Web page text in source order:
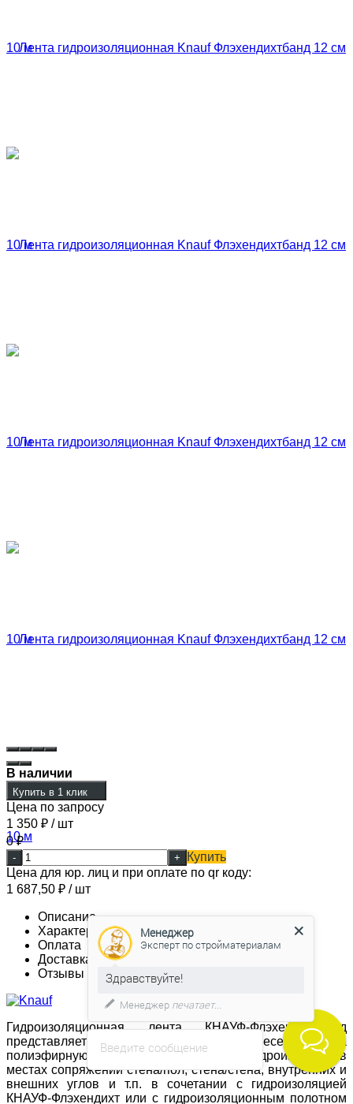
В наличии
Купить в 1 клик
Цена по запросу
1 350 ₽ / шт
0₽
- +
Купить
Цена для юр. лиц и при оплате по qr коду:
1 687,50 ₽ / шт
Описание
Характеристики
Оплата
Доставка
Отзывы
Гидроизоляционная лента КНАУФ-Флэхендихтбанд
представляет собой эластомер, нанесенный на
полиэфирную сетку. Предназначена для гидроизоляции в
местах сопряжений стена/пол, стена/стена, внутренних и
внешних углов и т.п. в сочетании с гидроизоляцией
КНАУФ-Флэхендихт или с гидроизоляционным полотном
Введите сообщение
Менеджер
Эксперт по стройматериалам
Здравствуйте!
Менеджер печатает...